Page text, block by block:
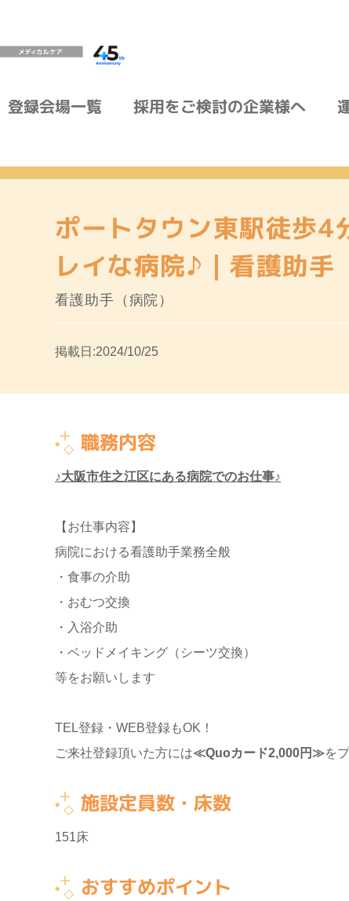
登録会場一覧 採用をご検討の企業様へ
ポートタウン東駅徒歩
レイな病院♪｜看護助手
看護助手（病院）
掲載日:2024/10/25
職務内容
♪大阪市住之江区にある病院でのお仕事♪
【お仕事内容】
病院における看護助手業務全般
・食事の介助
・おむつ交換
・入浴介助
・ベッドメイキング（シーツ交換）
等をお願いします
TEL登録・WEB登録もOK！
ご来社登録頂いた方には≪Quoカード2,000円≫を
施設定員数・床数
151床
おすすめポイント